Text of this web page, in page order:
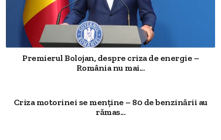
Premierul Bolojan, despre criza de energie –
România nu mai...
Criza motorinei se menține – 80 de benzinării au
rămas...